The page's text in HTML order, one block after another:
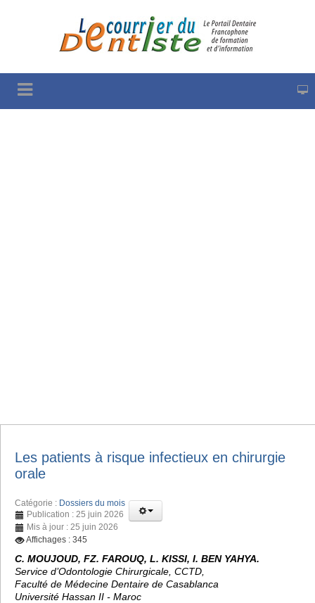
Les patients à risque infectieux en chirurgie
orale
Catégorie : Dossiers du mois
Publication : 25 juin 2026
Mis à jour : 25 juin 2026
Affichages : 345
C. MOUJOUD, FZ. FAROUQ, L. KISSI, I. BEN YAHYA.
Service d’Odontologie Chirurgicale, CCTD,
Faculté de Médecine Dentaire de Casablanca
Université Hassan II - Maroc